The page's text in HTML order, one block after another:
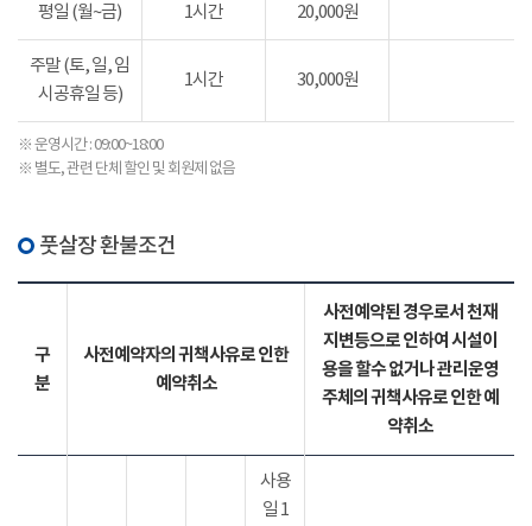
평일 (월~금) 1시간 20,000원
주말 (토, 일, 임
시공휴일 등)
1시간 30,000원
※ 운영시간 : 09:00~18:00
※ 별도, 관련 단체 할인 및 회원제 없음
풋살장 환불조건
구
분
사전예약자의 귀책사유로 인한
예약취소
사전예약된 경우로서 천재
지변등으로 인하여 시설이
용을 할수 없거나 관리운영
주체의 귀책사유로 인한 예
약취소
사용
일 1